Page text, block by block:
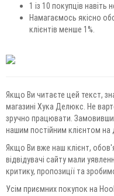
1 із 10 покупців
Намагаємось якісно
клієнтів менше 1%.
Якщо Ви читаєте цей текст,
магазині Хука Делюкс. Не
зручно працювати.
нашим постійним клієнтом на
Якщо Ви вже наш клієнт,
відвідувачі сайту мали
критику, пропозиції та
Усім приємних покупок на